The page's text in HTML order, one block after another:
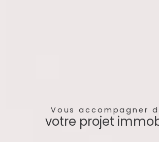
Vous accompagner
votre projet